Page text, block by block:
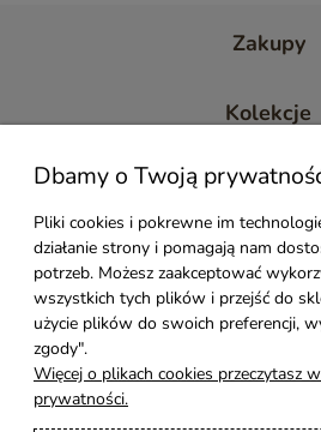
Zakupy
Kolekcje
Moje
Pomoc
Styl Mebli
Rodzaje
Dbamy o Twoją
Pliki cookies i pokrewne im
działanie strony i pomagają nam
potrzeb. Możesz zaakceptować
wszystkich tych plików i przejść do
użycie plików do swoich preferencji,
zgody".
Więcej o plikach cookies przeczytasz
prywatności.